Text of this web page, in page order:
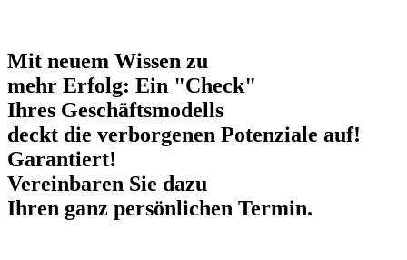
Mit neuem Wissen zu
mehr Erfolg: Ein "Check"
Ihres Geschäftsmodells
deckt die verborgenen Potenziale auf!
Garantiert!
Vereinbaren Sie dazu
Ihren ganz persönlichen Termin.